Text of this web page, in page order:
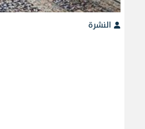
النشرة